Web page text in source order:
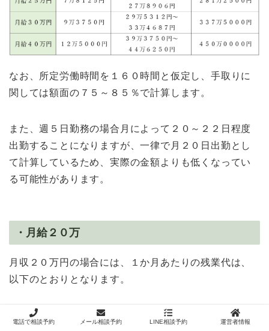
なお、所定労働時間を１６０時間と仮定し、手取りに
関しては額面の７５～８５％で計算します。
また、週５日勤務の場合月によって２０～２２日程度
出勤することになりますが、一律で月２０日出勤とし
て計算しているため、実際の金額よりも低くなってい
る可能性があります。
・月給２０万
月収２０万円の場合には、１か月あたりの残業代は、
以下のとおりとなります。
２０万円÷１６０時間×１．２５倍×４０時間
電話で相談予約 メール相談予約 LINE相談予約 運営者情報